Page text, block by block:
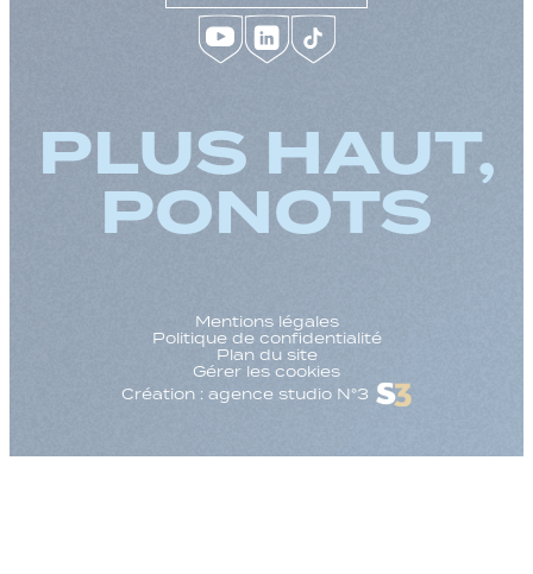
PLUS HAUT,
PONOTS
Mentions légales
Politique de confidentialité
Plan du site
Gérer les cookies
Création : agence studio N°3